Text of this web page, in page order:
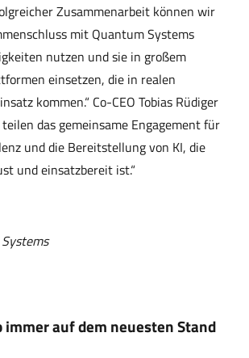
Zusammenarbeit können wir
mit Quantum Systems
nutzen und sie in großem
einsetzen, die in realen
kommen.“ Co-CEO Tobias Rüdiger
das gemeinsame Engagement für
und die Bereitstellung von KI, die
und einsatzbereit ist.“
auf dem neuesten Stand